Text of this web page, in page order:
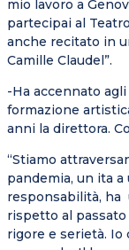
mio lavoro a
partecipai al
anche recitato in
Camille Claudel”.
-Ha accennato
formazione
anni la direttora.
“Stiamo
pandemia, un ita
responsabilità, ha
rispetto al
rigore e serietà.